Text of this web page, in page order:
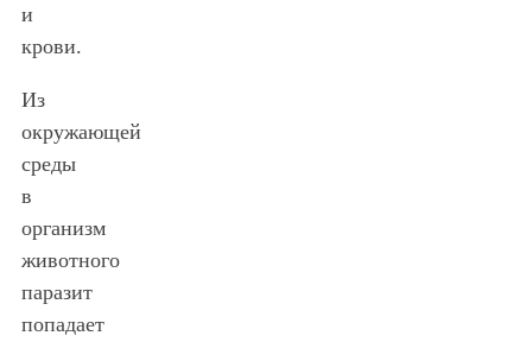
и
крови.
Из
окружающей
среды
в
организм
животного
паразит
попадает